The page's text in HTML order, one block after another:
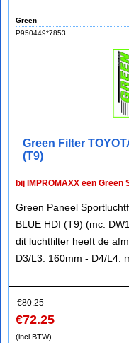
Green
P950449*7853
Green Filter
(T9)
bij IMPROMAXX een
Green Paneel
BLUE HDI (T9) (mc:
dit luchtfilter heeft de
D3/L3: 160mm - D4/L4:
€80.25
€72.25
(incl BTW)